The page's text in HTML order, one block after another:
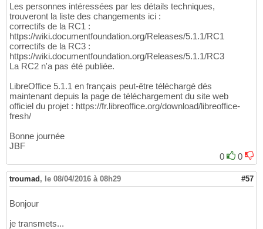
Les personnes intéressées par les détails techniques,
trouveront la liste des changements ici :
correctifs de la RC1 :
https://wiki.documentfoundation.org/Releases/5.1.1/RC1
correctifs de la RC3 :
https://wiki.documentfoundation.org/Releases/5.1.1/RC3
La RC2 n'a pas été publiée.
LibreOffice 5.1.1 en français peut-être téléchargé dés
maintenant depuis la page de téléchargement du site web
officiel du projet : https://fr.libreoffice.org/download/libreoffice-
fresh/
Bonne journée
JBF
0
0
troumad, le 08/04/2016 à 08h29 #57
Bonjour
je transmets...